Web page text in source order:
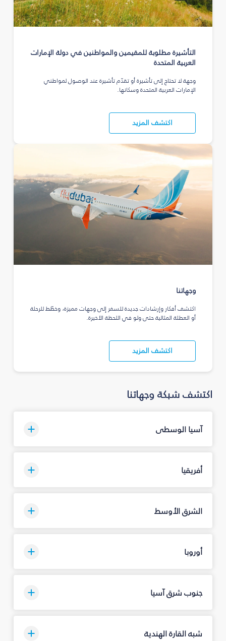
التأشيرة مطلوبة للمقيمين والمواطنين في دولة الإمارات
العربية المتحدة
وجهة لا تحتاج إلى تأشيرة أو تقدّم تأشيرة عند الوصول لمواطني
الإمارات العربية المتحدة وسكانها.
اكتشف المزيد
وجهاتنا
اكتشف أفكار وإرشادات جديدة للسفر إلى وجهات مميزة، وخطّط للرحلة
أو العطلة المثالية حتى ولو في اللحظة الأخيرة.
اكتشف المزيد
اكتشف شبكة وجهاتنا
آسيا الوسطى
أفريقيا
الشرق الأوسط
أوروبا
جنوب شرق آسيا
شبه القارة الهندية